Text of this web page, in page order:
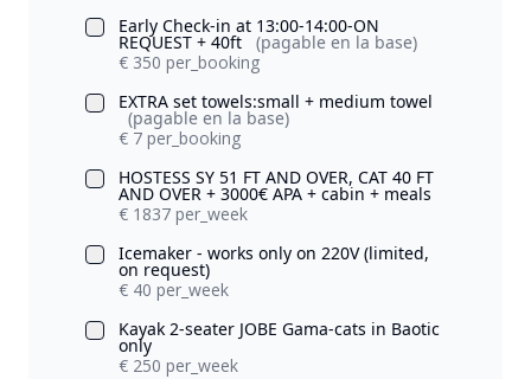
Early Check-in at 13:00-14:00-ON
REQUEST + 40ft
(pagable en la base)
€ 350 per_booking
EXTRA set towels:small + medium towel
(pagable en la base)
€ 7 per_booking
HOSTESS SY 51 FT AND OVER, CAT 40 FT
AND OVER + 3000€ APA + cabin + meals
€ 1837 per_week
Icemaker - works only on 220V (limited,
on request)
€ 40 per_week
Kayak 2-seater JOBE Gama-cats in Baotic
only
€ 250 per_week